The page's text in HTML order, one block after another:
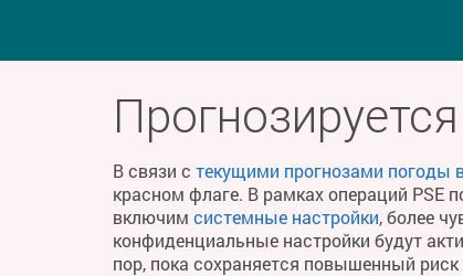
В связи с текущими прогнозами погоды
красном флаге. В рамках операций PSE
включим системные настройки, более
конфиденциальные настройки будут
пор, пока сохраняется повышенный